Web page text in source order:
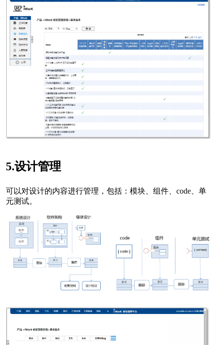
5.设计管理
可以对设计的内容进行管理，包括：模块、组件、code、单
元测试。